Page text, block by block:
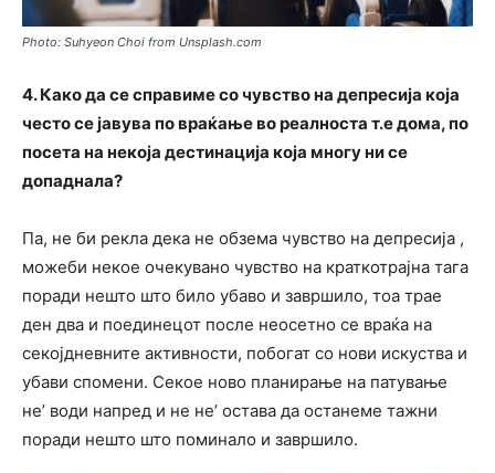
Photo: Suhyeon Choi from Unsplash.com
4. Како да се справиме со чувство на депресија која
често се јавува по враќање во реалноста т.е дома, по
посета на некоја дестинација која многу ни се
допаднала?
Па, не би рекла дека не обзема чувство на депресија ,
можеби некое очекувано чувство на краткотрајна тага
поради нешто што било убаво и завршило, тоа трае
ден два и поединецот после неосетно се враќа на
секојдневните активности, побогат со нови искуства и
убави спомени. Секое ново планирање на патување
не’ води напред и не не’ остава да останеме тажни
поради нешто што поминало и завршило.